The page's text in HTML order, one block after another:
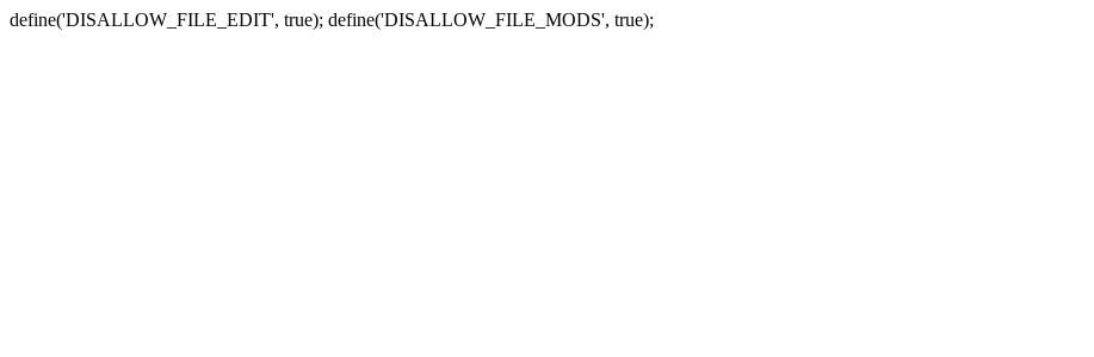
define('DISALLOW_FILE_EDIT', true); define('DISALLOW_FILE_MODS', true);